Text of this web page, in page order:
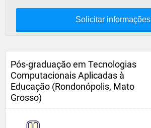
Solicitar informações
Pós-graduação em Tecnologias
Computacionais Aplicadas à
Educação (Rondonópolis, Mato
Grosso)